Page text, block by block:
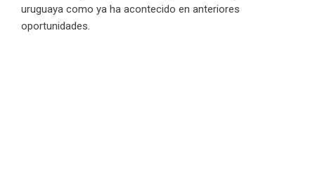
uruguaya como ya ha acontecido en anteriores
oportunidades.